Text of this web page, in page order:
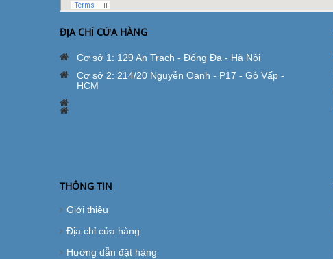
ĐỊA CHỈ CỬA HÀNG
Cơ sở 1: 129 An Trạch - Đống Đa - Hà Nội
Cơ sở 2: 214/20 Nguyễn Oanh - P17 - Gò Vấp -
HCM
THÔNG TIN
Giới thiệu
Địa chỉ cửa hàng
Hướng dẫn đặt hàng